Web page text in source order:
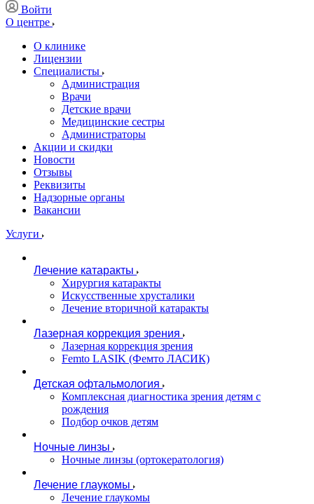
Войти
О центре
О клинике
Лицензии
Специалисты
Администрация
Врачи
Детские врачи
Медицинские сестры
Администраторы
Акции и скидки
Новости
Отзывы
Реквизиты
Надзорные органы
Вакансии
Услуги
Лечение катаракты
Хирургия катаракты
Искусственные хрусталики
Лечение вторичной катаракты
Лазерная коррекция зрения
Лазерная коррекция зрения
Femto LASIK (Фемто ЛАСИК)
Детская офтальмология
Комплексная диагностика зрения детям c
рождения
Подбор очков детям
Ночные линзы
Ночные линзы (ортокератология)
Лечение глаукомы
Лечение глаукомы